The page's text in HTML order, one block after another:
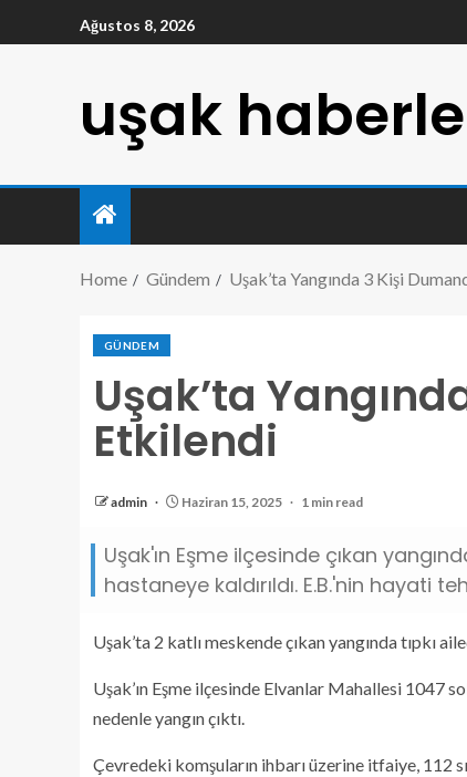
Ağustos 8, 2026
uşak
Home Gündem Uşak’ta Yangında 3 Kişi
GÜNDEM
Uşak’ta
Etkilendi
admin Haziran 15, 2025 1 min read
Uşak'ın Eşme ilçesinde çıkan
hastaneye kaldırıldı. E.B.'nin hayati
Uşak’ta 2 katlı meskende çıkan yangında tıpkı
Uşak’ın Eşme ilçesinde Elvanlar Mahallesi 1047
nedenle yangın çıktı.
Çevredeki komşuların ihbarı üzerine itfaiye, 112